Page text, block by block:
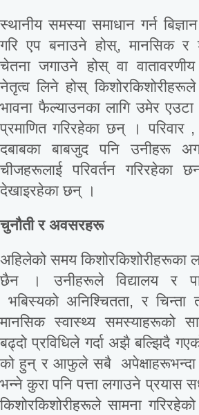
स्थानीय समस्या समाधान गर्न
गरि एप बनाउने होस्, मानसिक र
चेतना जगाउने होस् वा वातावरणीय
नेतृत्व लिने होस् किशोरकिशोरीहरूले
भावना फैल्याउनका लागि उमेर
प्रमाणित गरिरहेका छन् । परिवार
दबाबका बाबजुद पनि उनीहरू
चीजहरूलाई परिवर्तन गरिरहेका
देखाइरहेका छन् ।
चुनौती र अवसरहरू
अहिलेको समय किशोरकिशोरीहरूका
छैन । उनीहरूले विद्यालय र
भबिस्यको अनिश्चितता, र चिन्ता
मानसिक स्वास्थ्य समस्याहरूको
बढ्दो प्रविधिले गर्दा अझै बल्झिदै
को हुन् र आफुले सबै अपेक्षाहरूभन्दा
भन्ने कुरा पनि पत्ता लगाउने प्रयास
किशोरकिशोरीहरूले सामना